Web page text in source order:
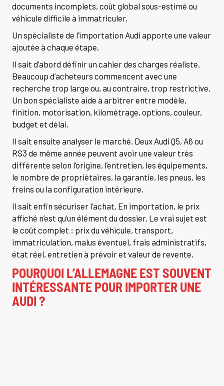
documents incomplets, coût global sous-estimé ou
véhicule difficile à immatriculer.
Un spécialiste de l’importation Audi apporte une valeur
ajoutée à chaque étape.
Il sait d’abord définir un cahier des charges réaliste.
Beaucoup d’acheteurs commencent avec une
recherche trop large ou, au contraire, trop restrictive.
Un bon spécialiste aide à arbitrer entre modèle,
finition, motorisation, kilométrage, options, couleur,
budget et délai.
Il sait ensuite analyser le marché. Deux Audi Q5, A6 ou
RS3 de même année peuvent avoir une valeur très
différente selon l’origine, l’entretien, les équipements,
le nombre de propriétaires, la garantie, les pneus, les
freins ou la configuration intérieure.
Il sait enfin sécuriser l’achat. En importation, le prix
affiché n’est qu’un élément du dossier. Le vrai sujet est
le coût complet : prix du véhicule, transport,
immatriculation, malus éventuel, frais administratifs,
état réel, entretien à prévoir et valeur de revente.
POURQUOI L’ALLEMAGNE EST SOUVENT
INTÉRESSANTE POUR IMPORTER UNE
AUDI ?